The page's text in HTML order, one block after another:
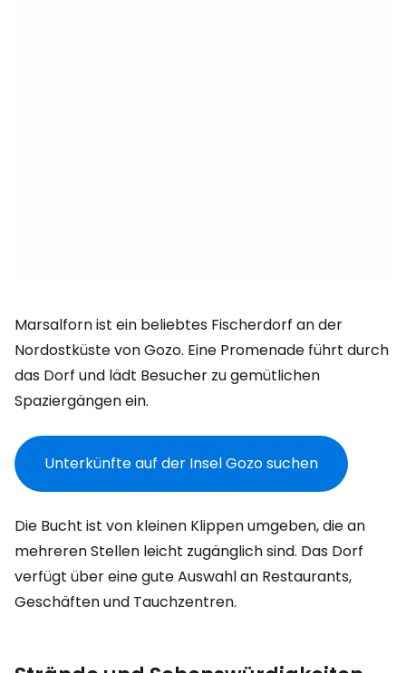
Marsalforn ist ein beliebtes Fischerdorf an der
Nordostküste von Gozo. Eine Promenade führt durch
das Dorf und lädt Besucher zu gemütlichen
Spaziergängen ein.
Unterkünfte auf der Insel Gozo suchen
Die Bucht ist von kleinen Klippen umgeben, die an
mehreren Stellen leicht zugänglich sind. Das Dorf
verfügt über eine gute Auswahl an Restaurants,
Geschäften und Tauchzentren.